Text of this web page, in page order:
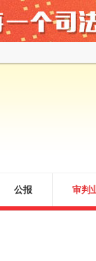
公报 审判